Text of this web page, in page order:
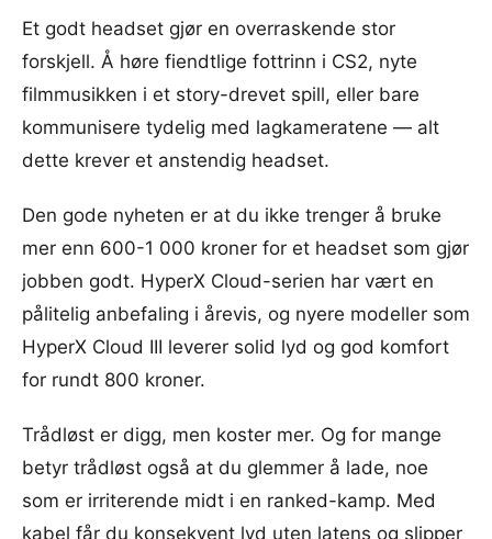
Et godt headset gjør en overraskende stor
forskjell. Å høre fiendtlige fottrinn i CS2, nyte
filmmusikken i et story-drevet spill, eller bare
kommunisere tydelig med lagkameratene — alt
dette krever et anstendig headset.
Den gode nyheten er at du ikke trenger å bruke
mer enn 600-1 000 kroner for et headset som gjør
jobben godt. HyperX Cloud-serien har vært en
pålitelig anbefaling i årevis, og nyere modeller som
HyperX Cloud III leverer solid lyd og god komfort
for rundt 800 kroner.
Trådløst er digg, men koster mer. Og for mange
betyr trådløst også at du glemmer å lade, noe
som er irriterende midt i en ranked-kamp. Med
kabel får du konsekvent lyd uten latens og slipper